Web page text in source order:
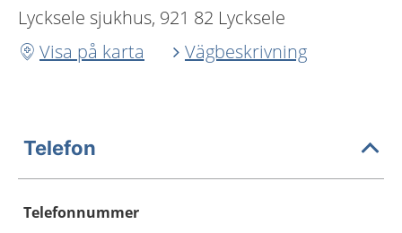
Lycksele sjukhus, 921 82 Lycksele
Visa på karta
Vägbeskrivning
Telefon
Telefonnummer